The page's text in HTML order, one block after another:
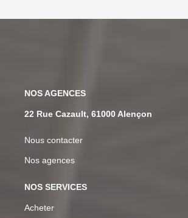
NOS AGENCES
22 Rue Cazault, 61000 Alençon
Nous contacter
Nos agences
NOS SERVICES
Acheter